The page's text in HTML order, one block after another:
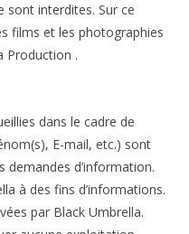
sont interdites. Sur ce
films et les photographies
Production .
dans le cadre de
E-mail, etc.) sont
demandes d’information.
à des fins d’informations.
par Black Umbrella.